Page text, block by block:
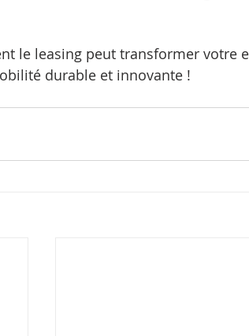
le leasing peut transformer votre
durable et innovante !